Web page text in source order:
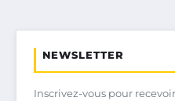
NEWSLETTER
Inscrivez-vous pour